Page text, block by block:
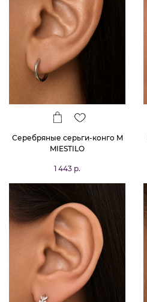
Серебряные серьги-конго M
MIESTILO
1 443 р.